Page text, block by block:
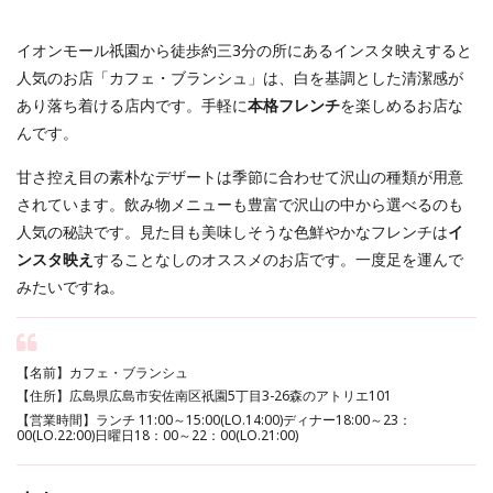
イオンモール祇園から徒歩約三3分の所にあるインスタ映えすると
人気のお店「カフェ・ブランシュ」は、白を基調とした清潔感が
あり落ち着ける店内です。手軽に本格フレンチを楽しめるお店な
んです。
甘さ控え目の素朴なデザートは季節に合わせて沢山の種類が用意
されています。飲み物メニューも豊富で沢山の中から選べるのも
人気の秘訣です。見た目も美味しそうな色鮮やかなフレンチはイ
ンスタ映え することなしのオススメのお店です。一度足を運んで
みたいですね。
【名前】カフェ・ブランシュ
【住所】広島県広島市安佐南区祇園5丁目3-26森のアトリエ101
【営業時間】ランチ 11:00～15:00(LO.14:00)ディナー18:00～23：
00(LO.22:00)日曜日18：00～22：00(LO.21:00)